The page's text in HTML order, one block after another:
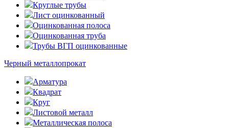
Круглые трубы
Лист оцинкованный
Оцинкованная полоса
Оцинкованная труба
Трубы ВГП оцинкованные
Черный металлопрокат
Арматура
Квадрат
Круг
Листовой металл
Металлическая полоса